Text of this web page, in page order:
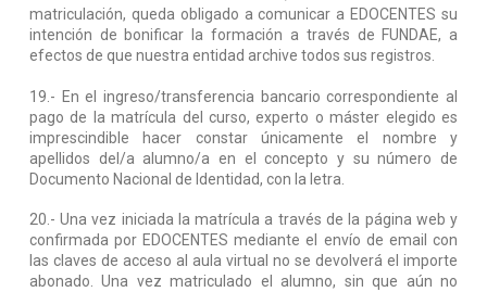
matriculación, queda obligado a comunicar a EDOCENTES su
intención de bonificar la formación a través de FUNDAE, a
efectos de que nuestra entidad archive todos sus registros.
19.- En el ingreso/transferencia bancario correspondiente al
pago de la matrícula del curso, experto o máster elegido es
imprescindible hacer constar únicamente el nombre y
apellidos del/a alumno/a en el concepto y su número de
Documento Nacional de Identidad, con la letra.
20.- Una vez iniciada la matrícula a través de la página web y
confirmada por EDOCENTES mediante el envío de email con
las claves de acceso al aula virtual no se devolverá el importe
abonado. Una vez matriculado el alumno, sin que aún no